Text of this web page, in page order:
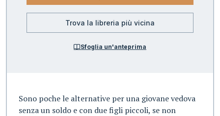
Trova la libreria più vicina
Sfoglia un'anteprima
Sono poche le alternative per una giovane vedova
senza un soldo e con due figli piccoli, se non